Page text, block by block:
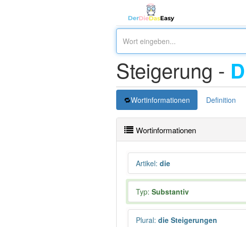
Steigerung - D
Wortinformationen Definition
Wortinformationen
Artikel: die
Typ: Substantiv
Plural: die Steigerungen